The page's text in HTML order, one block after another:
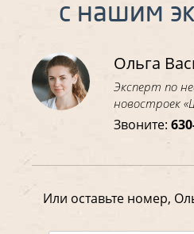
с нашим
Ольга
Эксперт по
новостроек
Звоните:
Или оставьте номер,